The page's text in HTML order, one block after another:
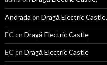
Andrada on Dragă Electric Castle,
EC on Dragă Electric Castle,
EC on Dragă Electric Castle,